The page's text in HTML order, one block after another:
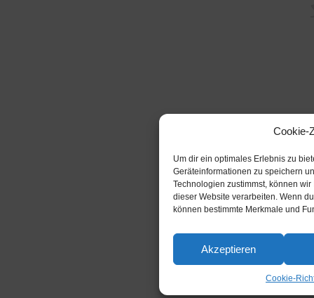
Cookie-
Um dir ein optimales Erlebnis zu
Geräteinformationen zu speichern
Technologien zustimmst, können
dieser Website verarbeiten. Wenn
können bestimmte Merkmale und
Akzeptieren
Cookie-